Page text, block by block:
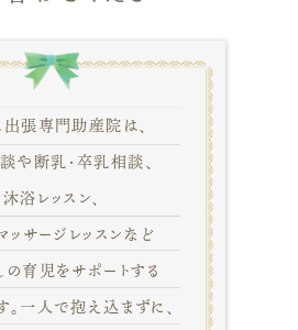
張専門助産院は、
や断乳・卒乳相談、
沐浴レッスン、
ッサージレッスンなど
育児をサポートする
一人で抱え込まずに、